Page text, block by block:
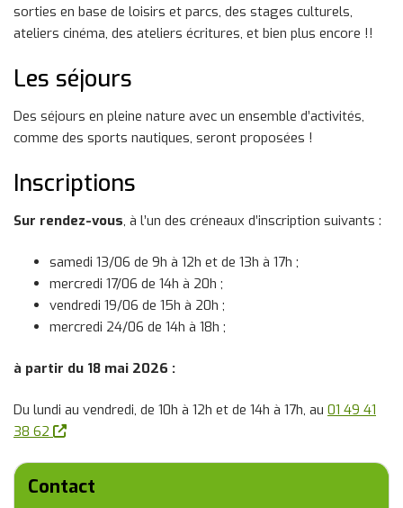
sorties en base de loisirs et parcs, des stages culturels,
ateliers cinéma, des ateliers écritures, et bien plus encore !!
Les séjours
Des séjours en pleine nature avec un ensemble d’activités,
comme des sports nautiques, seront proposées !
Inscriptions
Sur rendez-vous, à l’un des créneaux d’inscription suivants :
samedi 13/06 de 9h à 12h et de 13h à 17h ;
mercredi 17/06 de 14h à 20h ;
vendredi 19/06 de 15h à 20h ;
mercredi 24/06 de 14h à 18h ;
à partir du 18 mai 2026 :
Du lundi au vendredi, de 10h à 12h et de 14h à 17h, au 01 49 41
38 62
(nouvelle fenêtre)
Contact